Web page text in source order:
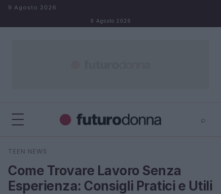
Salta al contenuto
9 Agosto 2026
9 Agosto 2026
⌕
Cerca
TEEN NEWS
Come Trovare Lavoro Senza
Esperienza: Consigli Pratici e Utili